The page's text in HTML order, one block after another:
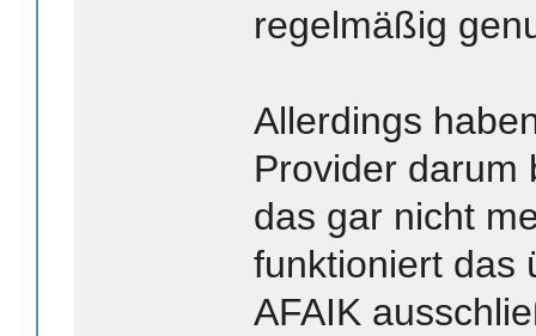
regelmäßig
Allerdings
Provider darum
das gar nicht
funktioniert das
AFAIK